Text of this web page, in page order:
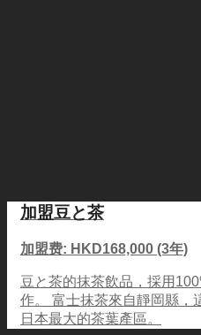
加盟豆と茶
加盟费: HKD168,000 (3年)
豆と茶的抹茶飲品，採用
作。 富士抹茶來自靜岡縣，
日本最大的茶葉產區。